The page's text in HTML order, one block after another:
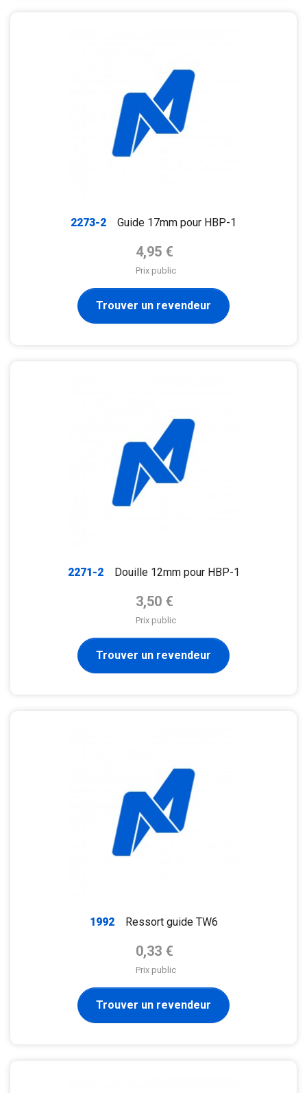
2273-2
Guide 17mm pour HBP-1
Prix de base
4,95 €
Prix public
Trouver un revendeur
2271-2
Douille 12mm pour HBP-1
Prix de base
3,50 €
Prix public
Trouver un revendeur
1992
Ressort guide TW6
Prix de base
0,33 €
Prix public
Trouver un revendeur